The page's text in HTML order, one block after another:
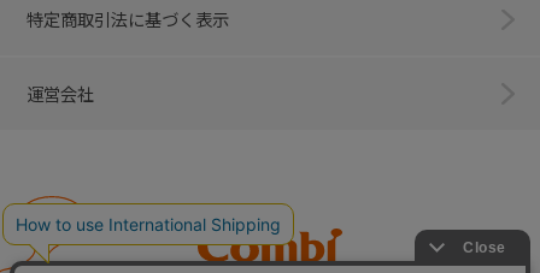
特定商取引法に基づく表示
運営会社